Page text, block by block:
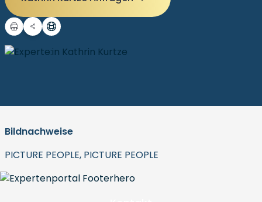
Bildnachweise
PICTURE PEOPLE, PICTURE PEOPLE